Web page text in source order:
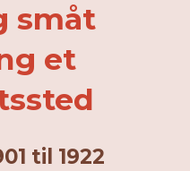
småt
et
til 1922